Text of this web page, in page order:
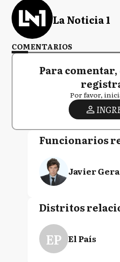
La Noticia 1
COMENTARIOS
Para comentar,
Por favor,
Funcionarios
Javier
Distritos
EP El País